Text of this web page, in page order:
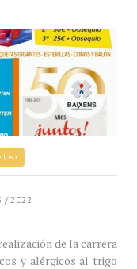
/ 2022
de la carrera
y alérgicos al trigo